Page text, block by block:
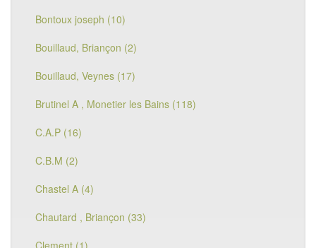
Bontoux joseph (10)
Bouillaud, Briançon (2)
Bouillaud, Veynes (17)
Brutinel A , Monetier les Bains (118)
C.A.P (16)
C.B.M (2)
Chastel A (4)
Chautard , Briançon (33)
Clement (1)